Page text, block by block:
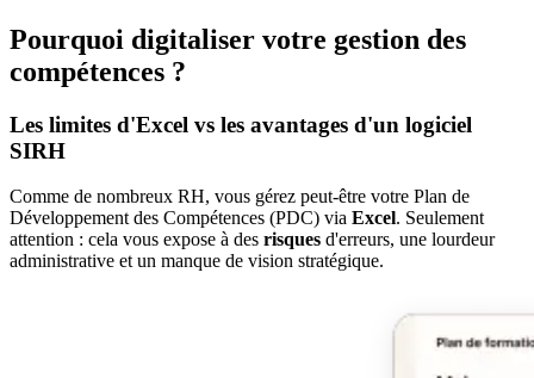
Pourquoi digitaliser votre gestion des
compétences ?
Les limites d'Excel vs les avantages d'un logiciel
SIRH
Comme de nombreux RH, vous gérez peut-être votre Plan de
Développement des Compétences (PDC) via Excel. Seulement
attention : cela vous expose à des risques d'erreurs, une lourdeur
administrative et un manque de vision stratégique.